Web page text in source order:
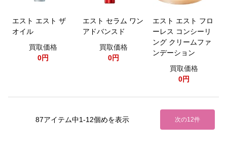
エスト エスト ザ
オイル
買取価格
0円
エスト セラム ワン
アドバンスド
買取価格
0円
エスト エスト フロ
ーレス コンシーリ
ング クリームファ
ンデーション
買取価格
0円
87アイテム中1-12個めを表示 次の12件